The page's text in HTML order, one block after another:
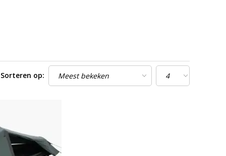
Sorteren op: